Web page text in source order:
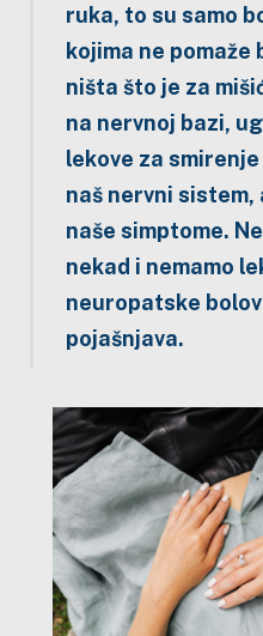
ruka, to su samo
kojima ne pomaže
ništa što je za
na nervnoj bazi,
lekove za
naš nervni sistem,
naše simptome.
nekad i nemamo
neuropatske
pojašnjava.